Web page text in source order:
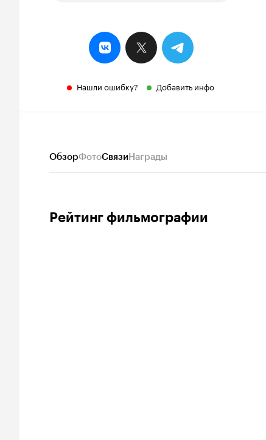
Нашли ошибку? Добавить инфо
ОбзорФотоСвязиНаграды
Рейтинг фильмографии